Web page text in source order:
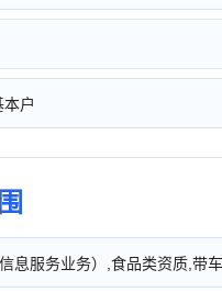
户
息服务业务）,食品类资质,带